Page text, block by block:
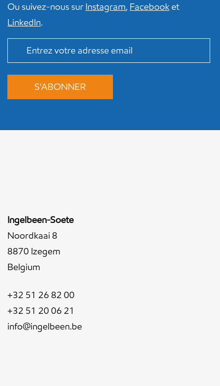
Ou suivez-nous sur Instagram, Facebooket
LinkedIn.
Ingelbeen-Soete
Noordkaai 8
8870 Izegem
Belgium
+32 51 26 82 00
+32 51 20 06 21
info@ingelbeen.be